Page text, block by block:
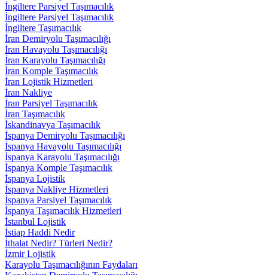
İngiltere Parsiyel Taşımacılık
İngiltere Parsiyel Taşımacılık
İngiltere Taşımacılık
İran Demiryolu Taşımacılığı
İran Havayolu Taşımacılığı
İran Karayolu Taşımacılığı
İran Komple Taşımacılık
İran Lojistik Hizmetleri
İran Nakliye
İran Parsiyel Taşımacılık
İran Taşımacılık
İskandinavya Taşımacılık
İspanya Demiryolu Taşımacılığı
İspanya Havayolu Taşımacılığı
İspanya Karayolu Taşımacılığı
İspanya Komple Taşımacılık
İspanya Lojistik
İspanya Nakliye Hizmetleri
İspanya Parsiyel Taşımacılık
İspanya Taşımacılık Hizmetleri
İstanbul Lojistik
İstiap Haddi Nedir
İthalat Nedir? Türleri Nedir?
İzmir Lojistik
Karayolu Taşımacılığının Faydaları